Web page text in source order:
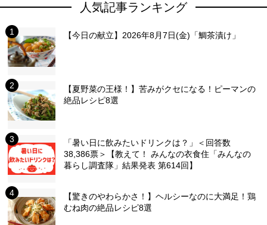
人気記事ランキング
【今日の献立】2026年8月7日(金)「鯛茶漬け」
【夏野菜の王様！】苦みがクセになる！ピーマンの
絶品レシピ8選
「暑い日に飲みたいドリンクは？」＜回答数
38,386票＞【教えて！ みんなの衣食住「みんなの
暮らし調査隊」結果発表 第614回】
【驚きのやわらかさ！】ヘルシーなのに大満足！鶏
むね肉の絶品レシピ8選